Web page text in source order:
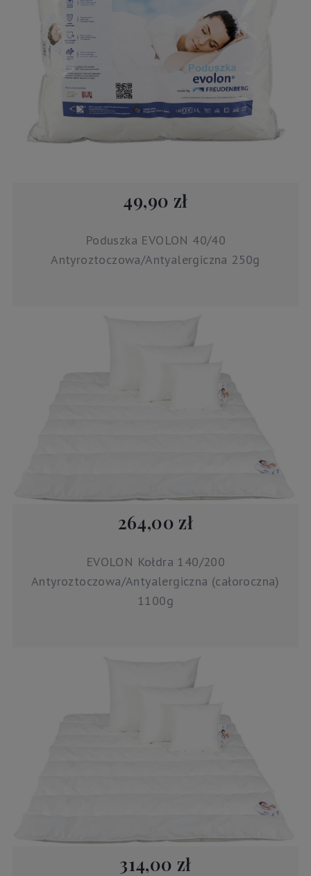
49,90 zł
Poduszka EVOLON 40/40
Antyroztoczowa/Antyalergiczna 250g
264,00 zł
EVOLON Kołdra 140/200
Antyroztoczowa/Antyalergiczna (całoroczna)
1100g
314,00 zł